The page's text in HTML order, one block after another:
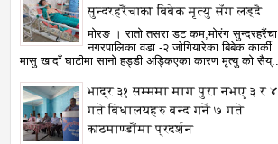
सुन्दरहरैंचाका बिबेक मृत्यु सँग लड्दै
मोरङ । रातो तसरा डट कम,मोरंग सुन्दरहरैंचा
नगरपालिका वडा -२ जोगियारेका बिबेक कार्की
मासु खादाँ घाटीमा सानो हड्डी अड्किएका कारण मृत्यु को सैय्...
भाद्र ३१ सम्ममा माग पुरा नभए ३ र ४
गते बिधालयहरु बन्द गर्ने ७ गते
काठमाण्डौंमा प्रदर्शन